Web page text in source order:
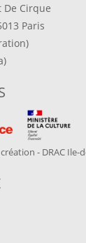
De Cirque
Paris
- DRAC Ile-